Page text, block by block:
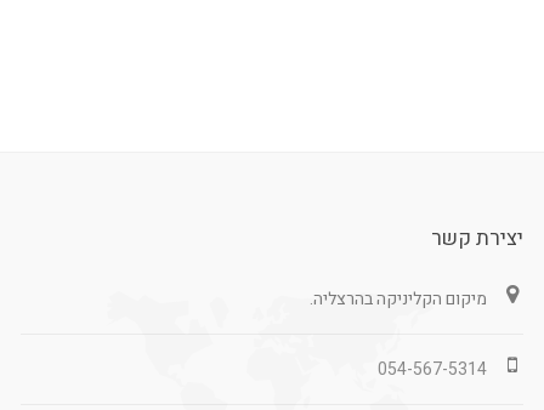
יצירת קשר
מיקום הקליניקה בהרצליה.
054-567-5314